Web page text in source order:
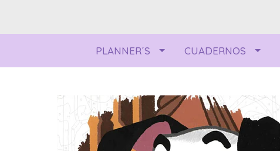
PLANNER´S CUADERNOS